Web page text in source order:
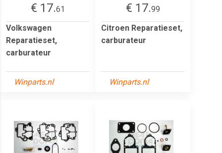
€ 17.61
Volkswagen
Reparatieset,
carburateur
Winparts.nl
€ 17.99
Citroen Reparatieset,
carburateur
Winparts.nl